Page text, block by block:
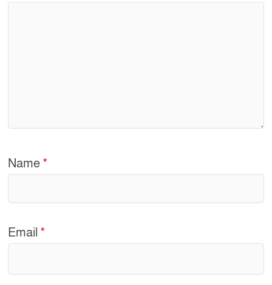
Name*
Email*